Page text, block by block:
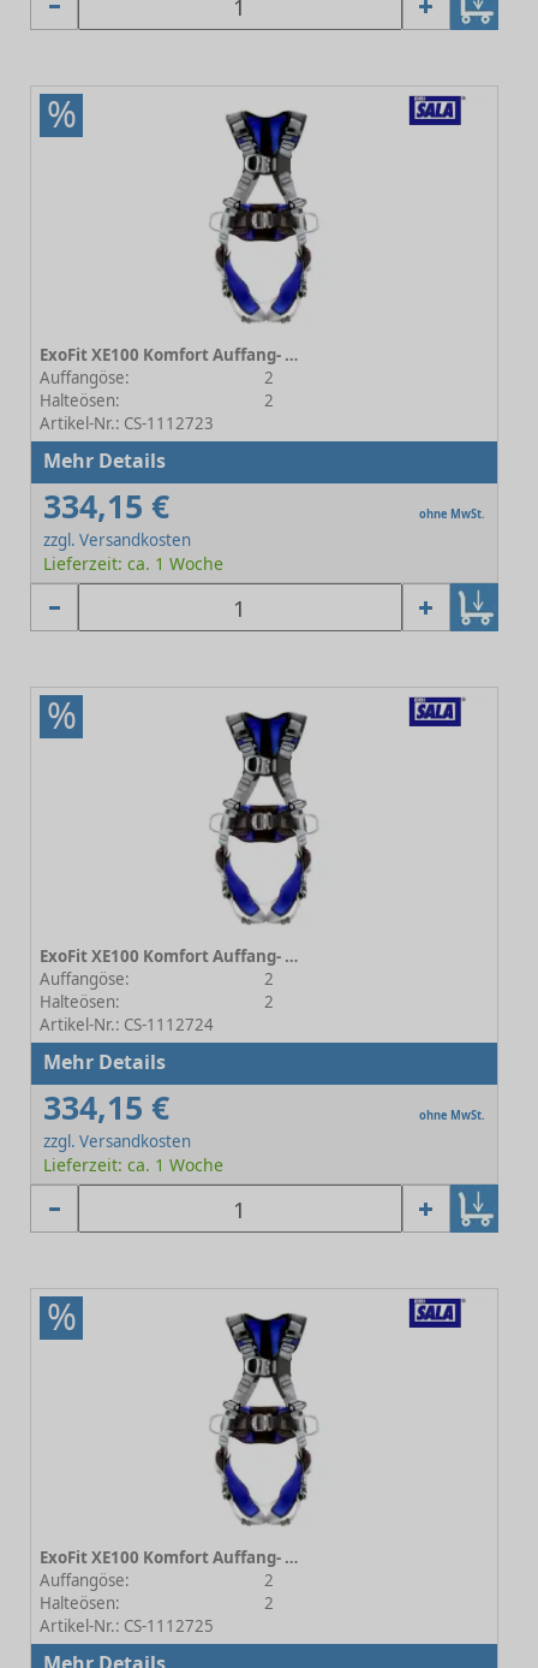
%
ExoFit XE100 Komfort Auffang- und Positionierungsgurt Größe 1
Auffangöse:
2
Halteösen:
2
Artikel-Nr.: CS-1112723
Mehr Details
334,15 € ohne MwSt.
zzgl. Versandkosten
Lieferzeit: ca. 1 Woche
%
ExoFit XE100 Komfort Auffang- und Positionierungsgurt Größe 2
Auffangöse:
2
Halteösen:
2
Artikel-Nr.: CS-1112724
Mehr Details
334,15 € ohne MwSt.
zzgl. Versandkosten
Lieferzeit: ca. 1 Woche
%
ExoFit XE100 Komfort Auffang- und Positionierungsgurt Größe 3
Auffangöse:
2
Halteösen:
2
Artikel-Nr.: CS-1112725